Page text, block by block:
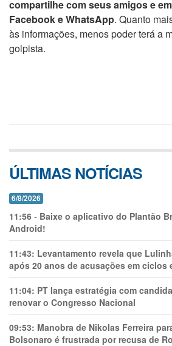
compartilhe com seus amigos e
Facebook e WhatsApp. Quanto
às informações, menos poder terá a
golpista.
ÚLTIMAS NOTÍCIAS
6/8/2026
11:56 - Baixe o aplicativo do Plantão
Android!
11:43: Levantamento revela que
após 20 anos de acusações em ciclos
11:04: PT lança estratégia com
renovar o Congresso Nacional
09:53: Manobra de Nikolas Ferreira
Bolsonaro é frustrada por recusa de